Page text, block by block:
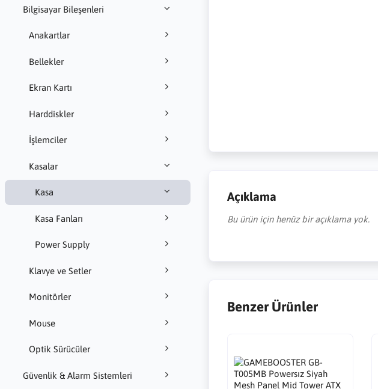
Bilgisayar Bileşenleri
Anakartlar
Bellekler
Ekran Kartı
Harddiskler
İşlemciler
Kasalar
Kasa
Kasa Fanları
Power Supply
Klavye ve Setler
Monitörler
Mouse
Optik Sürücüler
Güvenlik & Alarm Sistemleri
Açıklama
Bu ürün için henüz bir açıklama yok.
Benzer Ürünler